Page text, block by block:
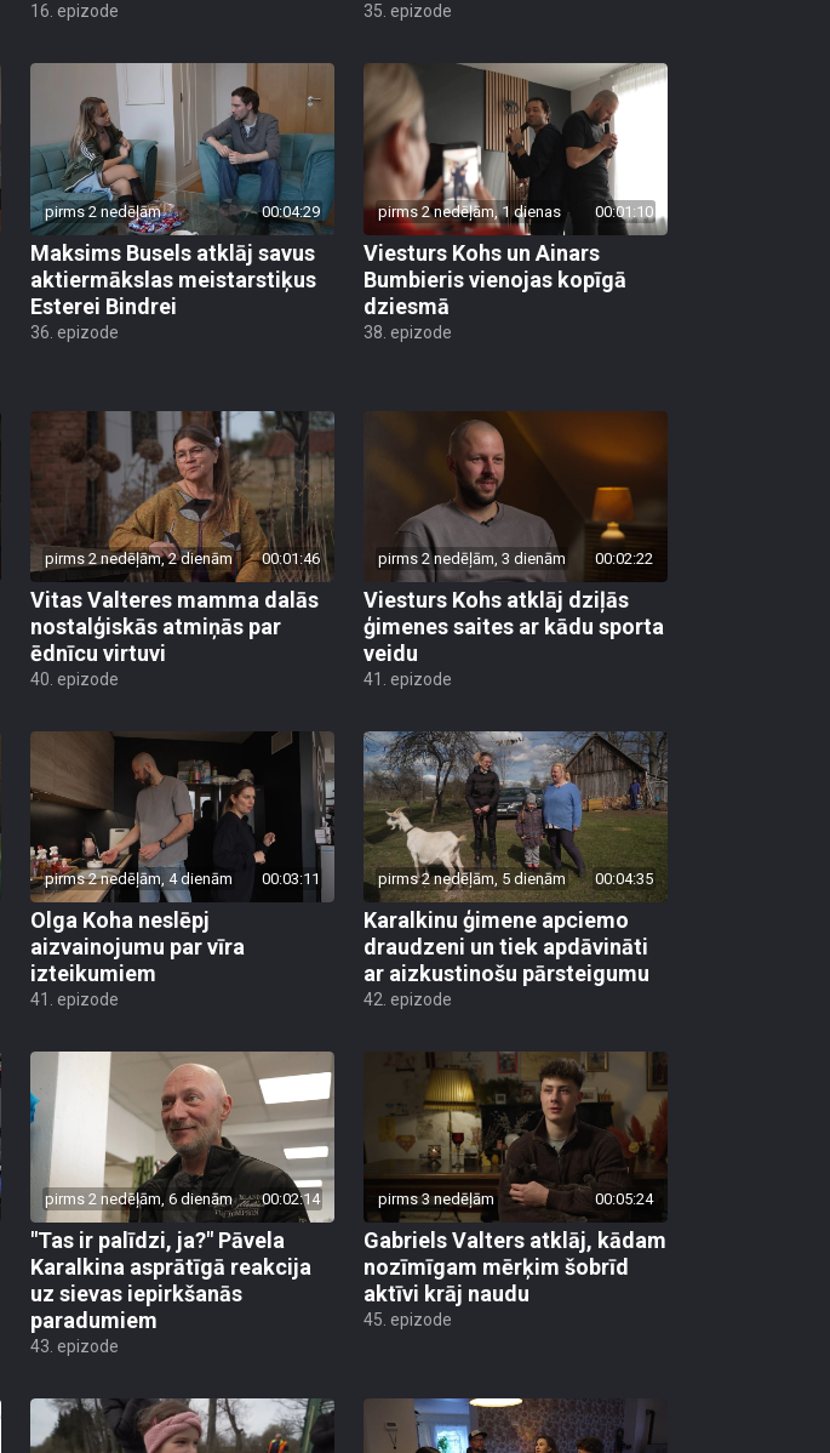
16. epizode 35. epizode
pirms 2 nedēļām 00:04:29
Maksims Busels atklāj savus
aktiermākslas meistarstiķus
Esterei Bindrei
36. epizode
pirms 2 nedēļām, 1 dienas 00:01:10
Viesturs Kohs un Ainars
Bumbieris vienojas kopīgā
dziesmā
38. epizode
pirms 2 nedēļām, 2 dienām 00:01:46
Vitas Valteres mamma dalās
nostalģiskās atmiņās par
ēdnīcu virtuvi
40. epizode
pirms 2 nedēļām, 3 dienām 00:02:22
Viesturs Kohs atklāj dziļās
ģimenes saites ar kādu sporta
veidu
41. epizode
pirms 2 nedēļām, 4 dienām 00:03:11
Olga Koha neslēpj
aizvainojumu par vīra
izteikumiem
41. epizode
pirms 2 nedēļām, 5 dienām 00:04:35
Karalkinu ģimene apciemo
draudzeni un tiek apdāvināti
ar aizkustinošu pārsteigumu
42. epizode
pirms 2 nedēļām, 6 dienām 00:02:14
"Tas ir palīdzi, ja?" Pāvela
Karalkina asprātīgā reakcija
uz sievas iepirkšanās
paradumiem
43. epizode
pirms 3 nedēļām 00:05:24
Gabriels Valters atklāj, kādam
nozīmīgam mērķim šobrīd
aktīvi krāj naudu
45. epizode